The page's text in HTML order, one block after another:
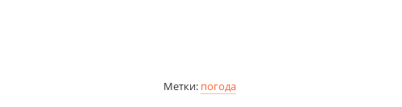
Метки: погода